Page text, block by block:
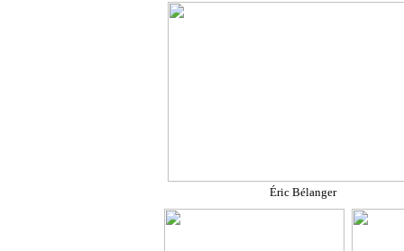
Éric Bélanger